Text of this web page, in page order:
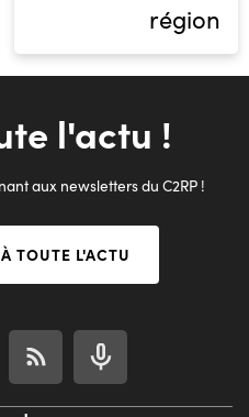
région
l'actu !
aux newsletters du C2RP !
TOUTE L'ACTU